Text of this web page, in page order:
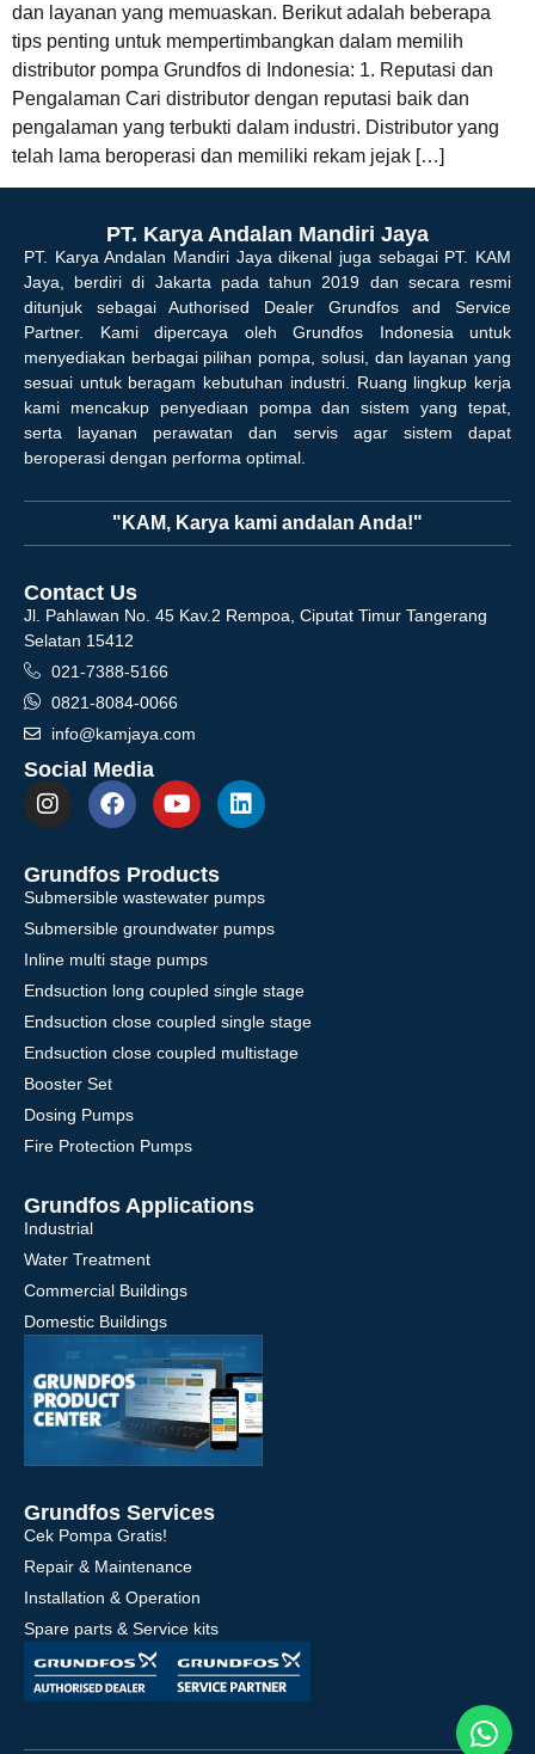
dan layanan yang memuaskan. Berikut adalah beberapa
tips penting untuk mempertimbangkan dalam memilih
distributor pompa Grundfos di Indonesia: 1. Reputasi dan
Pengalaman Cari distributor dengan reputasi baik dan
pengalaman yang terbukti dalam industri. Distributor yang
telah lama beroperasi dan memiliki rekam jejak […]
PT. Karya Andalan Mandiri Jaya
PT. Karya Andalan Mandiri Jaya dikenal juga sebagai PT. KAM
Jaya, berdiri di Jakarta pada tahun 2019 dan secara resmi
ditunjuk sebagai Authorised Dealer Grundfos and Service
Partner. Kami dipercaya oleh Grundfos Indonesia untuk
menyediakan berbagai pilihan pompa, solusi, dan layanan yang
sesuai untuk beragam kebutuhan industri. Ruang lingkup kerja
kami mencakup penyediaan pompa dan sistem yang tepat,
serta layanan perawatan dan servis agar sistem dapat
beroperasi dengan performa optimal.
"KAM, Karya kami andalan Anda!"
Contact Us
Jl. Pahlawan No. 45 Kav.2 Rempoa, Ciputat Timur Tangerang
Selatan 15412
021-7388-5166
0821-8084-0066
info@kamjaya.com
Social Media
Grundfos Products
Submersible wastewater pumps
Submersible groundwater pumps
Inline multi stage pumps
Endsuction long coupled single stage
Endsuction close coupled single stage
Endsuction close coupled multistage
Booster Set
Dosing Pumps
Fire Protection Pumps
Grundfos Applications
Industrial
Water Treatment
Commercial Buildings
Domestic Buildings
Grundfos Services
Cek Pompa Gratis!
Repair & Maintenance
Installation & Operation
Spare parts & Service kits